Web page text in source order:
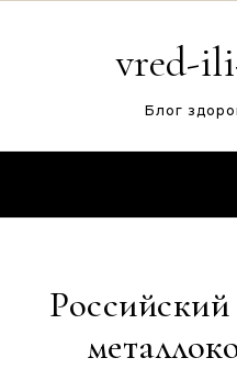
vred-
Блог
Российский